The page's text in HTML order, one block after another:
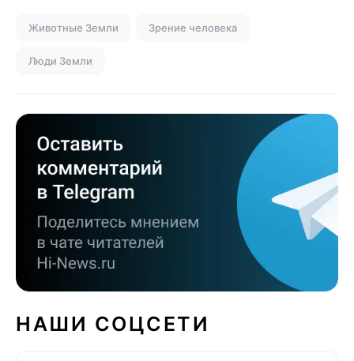
Животные Земли Зрение человека
Люди Земли
НАШИ СОЦСЕТИ